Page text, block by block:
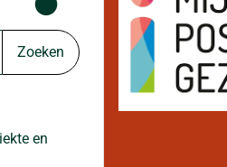
Zoeken
en